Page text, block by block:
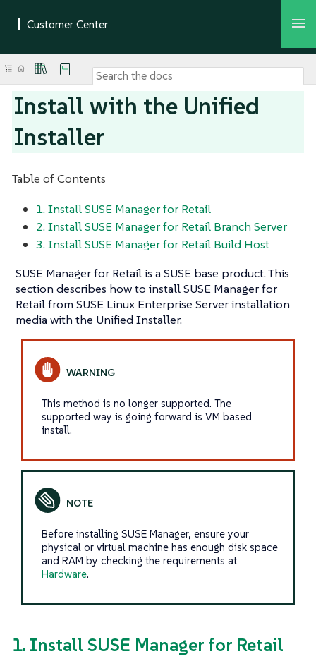
Install with the Unified
Installer
Table of Contents
1. Install SUSE Manager for Retail
2. Install SUSE Manager for Retail Branch Server
3. Install SUSE Manager for Retail Build Host
SUSE Manager for Retail is a SUSE base product. This
section describes how to install SUSE Manager for
Retail from SUSE Linux Enterprise Server installation
media with the Unified Installer.
This method is no longer supported. The
supported way is going forward is VM based
install.
Before installing SUSE Manager, ensure your
physical or virtual machine has enough disk space
and RAM by checking the requirements at
Hardware.
1. Install SUSE Manager for Retail